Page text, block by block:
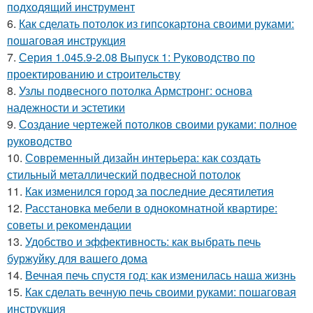
подходящий инструмент
6. Как сделать потолок из гипсокартона своими руками:
пошаговая инструкция
7. Серия 1.045.9-2.08 Выпуск 1: Руководство по
проектированию и строительству
8. Узлы подвесного потолка Армстронг: основа
надежности и эстетики
9. Создание чертежей потолков своими руками: полное
руководство
10. Современный дизайн интерьера: как создать
стильный металлический подвесной потолок
11. Как изменился город за последние десятилетия
12. Расстановка мебели в однокомнатной квартире:
советы и рекомендации
13. Удобство и эффективность: как выбрать печь
буржуйку для вашего дома
14. Вечная печь спустя год: как изменилась наша жизнь
15. Как сделать вечную печь своими руками: пошаговая
инструкция